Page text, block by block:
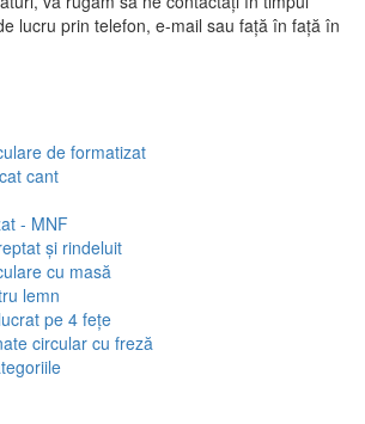
lucru prin telefon, e-mail sau față în față în
de formatizat
cant
- MNF
și rindeluit
cu masă
lemn
pe 4 fețe
circular cu freză